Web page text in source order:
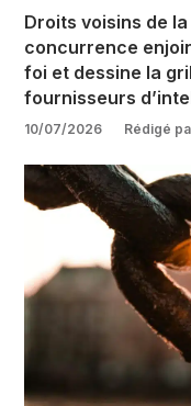
Droits voisins de
concurrence
foi et dessine la
fournisseurs
10/07/2026 Rédigé